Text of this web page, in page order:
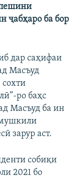
ҷабҳаро ба бор
дар саҳифаи
Масъуд
ро баҳс
Масъуд ба ин
зарур аст.
собиқи
2021 бо